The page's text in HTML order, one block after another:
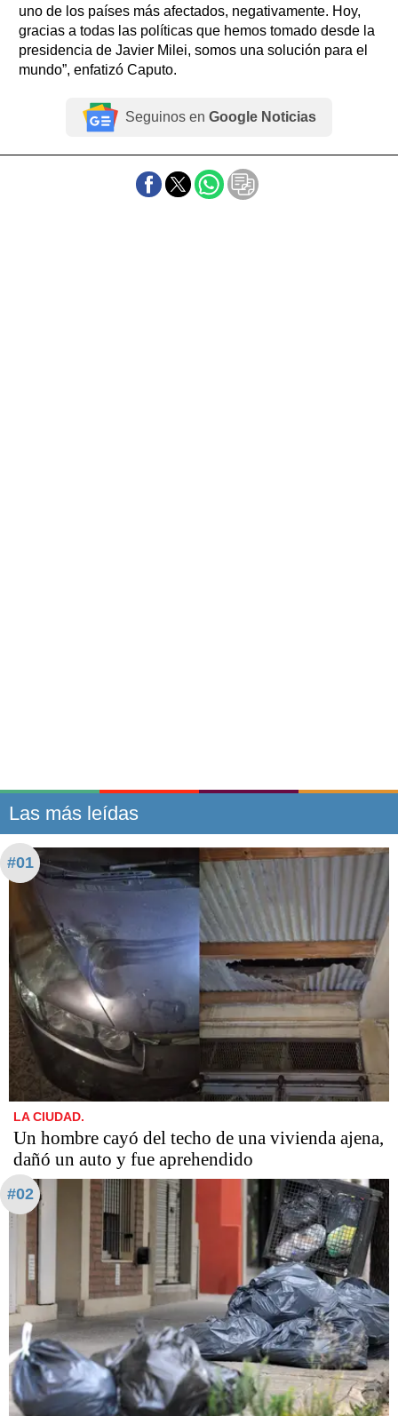
uno de los países más afectados, negativamente. Hoy,
gracias a todas las políticas que hemos tomado desde la
presidencia de Javier Milei, somos una solución para el
mundo”, enfatizó Caputo.
Seguinos en Google Noticias
Las más leídas
#01
LA CIUDAD.
Un hombre cayó del techo de una vivienda ajena,
dañó un auto y fue aprehendido
#02